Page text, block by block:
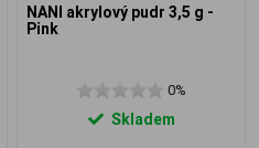
NANI akrylový pudr 3,5 g -
Pink
0%
Skladem